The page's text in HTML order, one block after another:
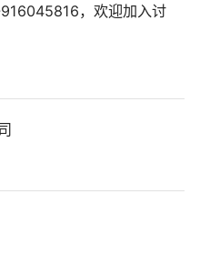
916045816，欢迎加入讨